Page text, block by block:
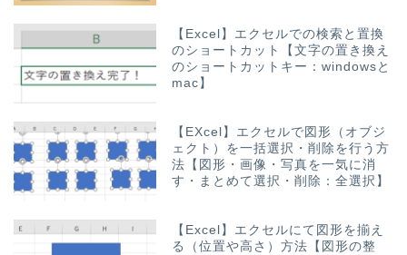
【Excel】エクセルでの検索と置換
のショートカット【文字の置き換え
のショートカットキー：windowsと
mac】
【EXcel】エクセルで図形（オブジ
ェクト）を一括選択・削除を行う方
法【図形・画像・写真を一気に消
す・まとめて選択・削除：全選択】
【Excel】エクセルにて図形を揃え
る（位置や高さ）方法【図形の整